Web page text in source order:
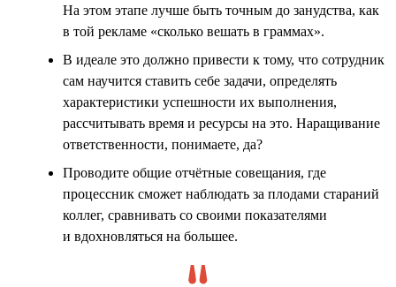
На этом этапе лучше быть точным до занудства, как
в той рекламе «сколько вешать в граммах».
В идеале это должно привести к тому, что сотрудник
сам научится ставить себе задачи, определять
характеристики успешности их выполнения,
рассчитывать время и ресурсы на это. Наращивание
ответственности, понимаете, да?
Проводите общие отчётные совещания, где
процессник сможет наблюдать за плодами стараний
коллег, сравнивать со своими показателями
и вдохновляться на большее.